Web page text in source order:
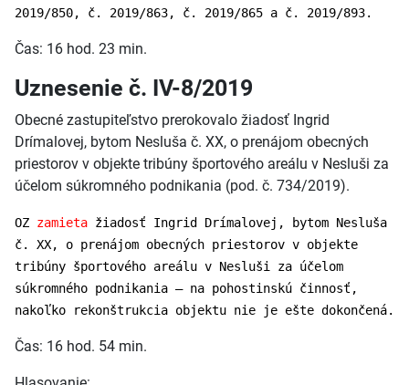
2019/850, č. 2019/863, č. 2019/865 a č. 2019/893.
Čas: 16 hod. 23 min.
Uznesenie č. IV-8/2019
Obecné zastupiteľstvo prerokovalo žiadosť Ingrid
Drímalovej, bytom Nesluša č. XX, o prenájom obecných
priestorov v objekte tribúny športového areálu v Nesluši za
účelom súkromného podnikania (pod. č. 734/2019).
OZ zamieta žiadosť Ingrid Drímalovej, bytom Nesluša
č. XX, o prenájom obecných priestorov v objekte
tribúny športového areálu v Nesluši za účelom
súkromného podnikania – na pohostinskú činnosť,
nakoľko rekonštrukcia objektu nie je ešte dokončená.
Čas: 16 hod. 54 min.